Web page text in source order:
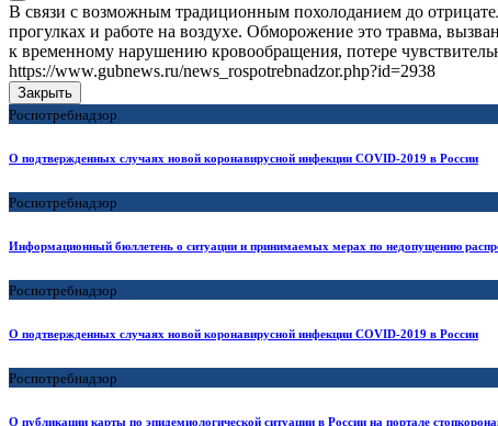
В связи с возможным традиционным похолоданием до
прогулках и работе на воздухе. Обморожение это травма,
к временному нарушению кровообращения, потере
https://www.gubnews.ru/news_rospotrebnadzor.php?id=2938
Закрыть
Роспотребнадзор
О подтвержденных случаях новой коронавирусной инфекции COVID-2019 в России
Роспотребнадзор
Информационный бюллетень о ситуации и принимаемых мерах по недопущению
Роспотребнадзор
О подтвержденных случаях новой коронавирусной инфекции COVID-2019 в России
Роспотребнадзор
О публикации карты по эпидемиологической ситуации в России на портале